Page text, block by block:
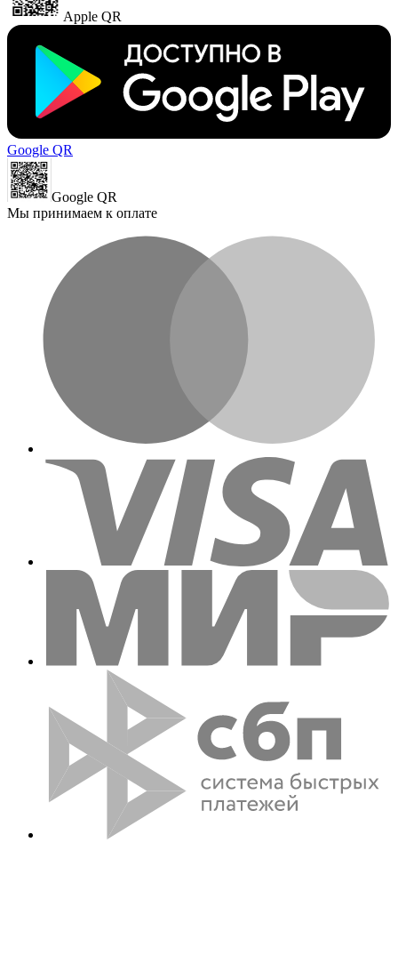
Apple QR
Google QR
Google QR
Мы принимаем к оплате